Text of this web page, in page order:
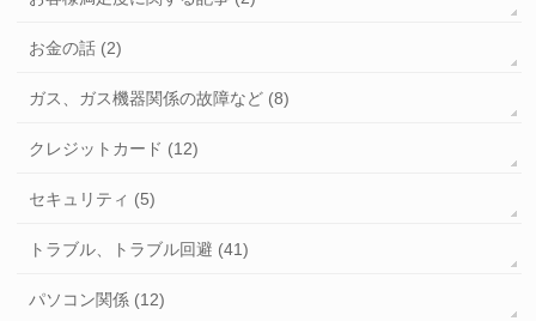
お金の話 (2)
ガス、ガス機器関係の故障など (8)
クレジットカード (12)
セキュリティ (5)
トラブル、トラブル回避 (41)
パソコン関係 (12)